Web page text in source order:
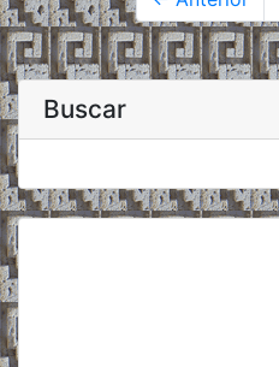
Buscar